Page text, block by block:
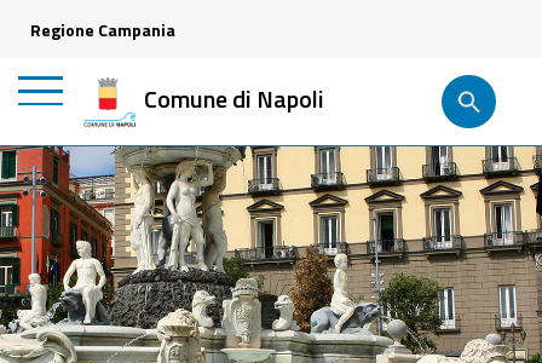
Regione Campania
Comune di Napoli